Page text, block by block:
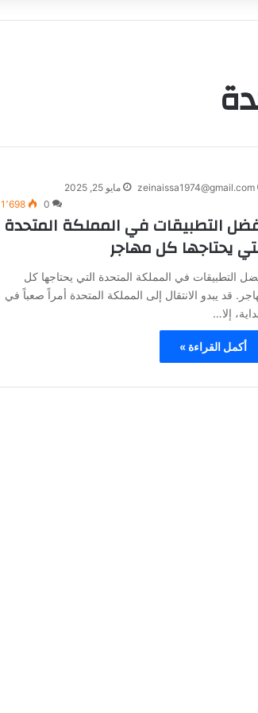
zeinaissa1974@gmail.com
مايو 25, 2025
0
1٬698
التطبيقات في المملكة المتحدة
يحتاجها كل مهاجر
التطبيقات في المملكة المتحدة التي يحتاجها كل
قد يبدو الانتقال إلى المملكة المتحدة أمراً صعباً في
إلا…
أكمل القراءة »